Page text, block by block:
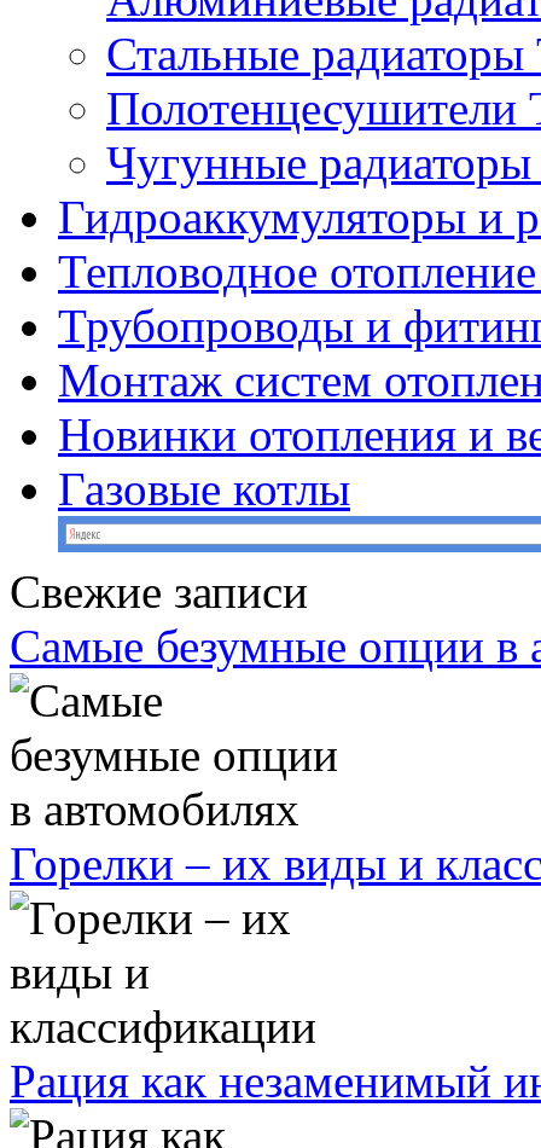
Стальные
Чугунные
Гидроаккумуляторы и
Тепловодное
Трубопроводы и
Монтаж систем
Новинки отопления и
Газовые котлы
Свежие записи
Самые безумные опции в
Горелки – их виды и
Рация как незаменимый